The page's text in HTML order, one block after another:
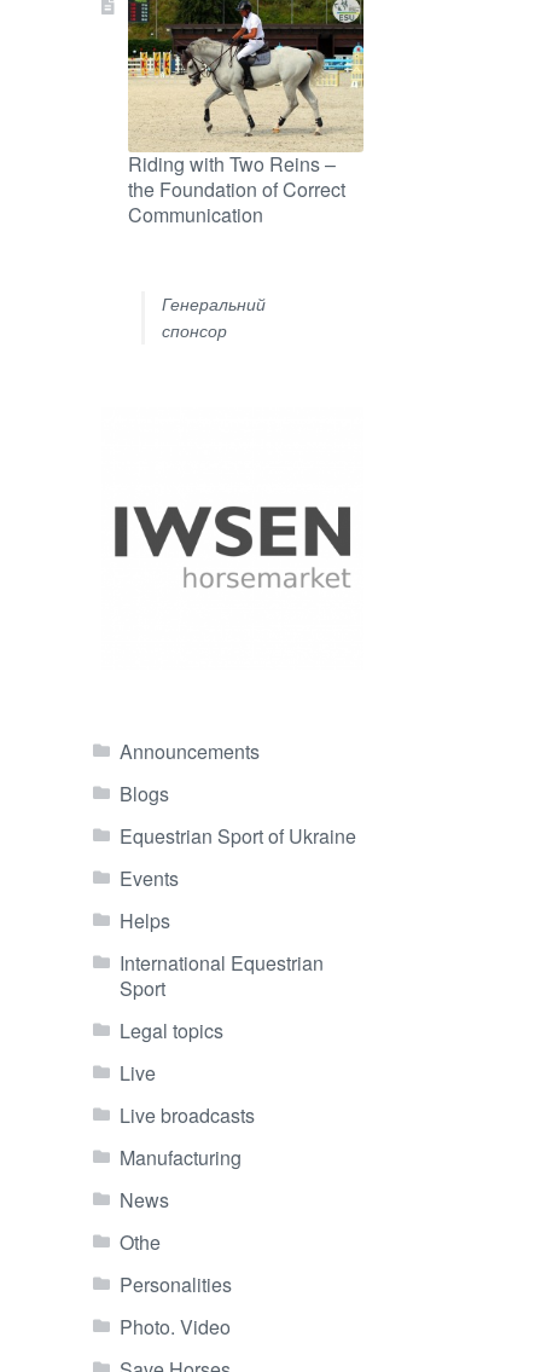
Riding with Two Reins –
the Foundation of Correct
Communication
Генеральний
спонсор
Announcements
Blogs
Equestrian Sport of Ukraine
Events
Helps
International Equestrian
Sport
Legal topics
Live
Live broadcasts
Manufacturing
News
Othe
Personalities
Photo. Video